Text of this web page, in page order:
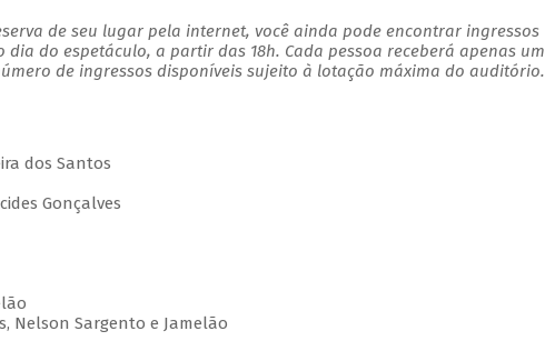
de seu lugar pela internet, você ainda pode encontrar ingressos
dia do espetáculo, a partir das 18h. Cada pessoa receberá apenas um
de ingressos disponíveis sujeito à lotação máxima do auditório.
dos Santos
Gonçalves
Nelson Sargento e Jamelão